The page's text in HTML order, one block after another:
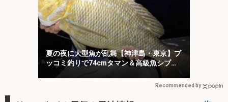
夏の夜に大型魚が乱舞【神津島・東京】ブ
ッコミ釣りで74cmタマン＆高級魚シブダ
Recommended by